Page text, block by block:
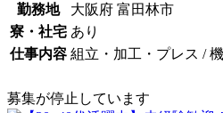
勤務地
大阪府 富田林市
寮・社宅 あり
仕事内容 組立・加工・プレス /
募集が停止しています